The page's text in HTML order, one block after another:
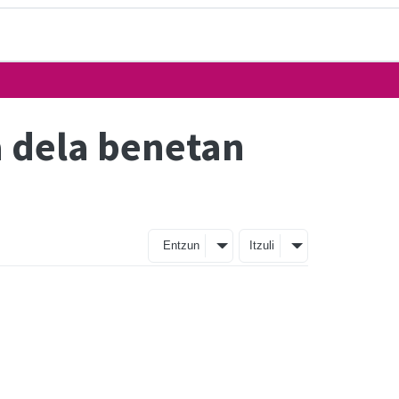
benetan
Entzun Itzuli